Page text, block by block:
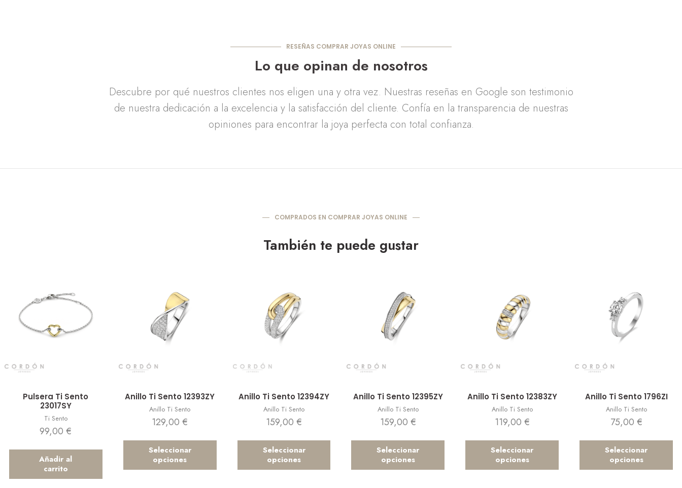
RESEÑAS COMPRAR JOYAS ONLINE
Lo que opinan de nosotros
Descubre por qué nuestros clientes nos eligen una y otra vez. Nuestras reseñas en Google son testimonio
de nuestra dedicación a la excelencia y la satisfacción del cliente. Confía en la transparencia de nuestras
opiniones para encontrar la joya perfecta con total confianza.
COMPRADOS EN COMPRAR JOYAS ONLINE
También te puede gustar
Pulsera Ti Sento
23017SY
Ti Sento
99,00€
Añadir al
carrito
Anillo Ti Sento 12393ZY
Anillo Ti Sento
129,00€
Seleccionar
opciones
Anillo Ti Sento 12394ZY
Anillo Ti Sento
159,00€
Seleccionar
opciones
Anillo Ti Sento 12395ZY
Anillo Ti Sento
159,00 €
Seleccionar
opciones
Anillo Ti Sento 12383ZY
Anillo Ti Sento
119,00 €
Seleccionar
opciones
Anillo Ti Sento 1796ZI
Anillo Ti Sento
75,00 €
Seleccionar
opciones